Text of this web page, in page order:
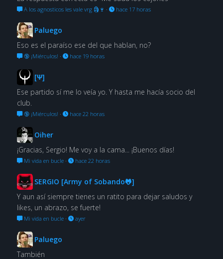
A los agnosticos les vale vrg 🗿🍷 · hace 17 horas
Paluego
Eso es el paraíso ese del que hablan, no?
🔞 ¡Miérculos! · hace 19 horas
[Ψ]
Ese partido sí me lo veía yo. Y hasta me hacía socio del
club.
🔞 ¡Miérculos! · hace 22 horas
Oiher
¡Gracias, Sergio! Me voy a la cama... ¡Buenos días!
Mi vida en bucle· hace 22 horas
SERGIO [Army of Sobando🐸]
Y aun así siempre tienes un ratito para dejar saludos y
likes, un abrazo, se fuerte!
Mi vida en bucle· ayer
Paluego
También